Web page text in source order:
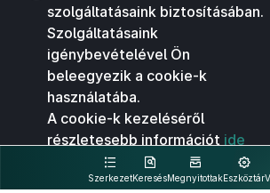
SzerkezetKeresésMegnyitottakEszköztár
szolgáltatásaink biztosításában.
Szolgáltatásaink
igénybevételével Ön
beleegyezik a cookie-k
használatába.
A cookie-k kezeléséről
részletesebb információt ide
kattintva olvashat.